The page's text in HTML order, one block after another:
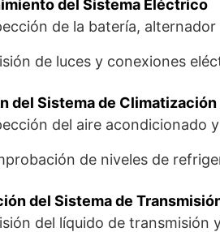
del Sistema Eléctrico
de la batería,
de luces y conexiones
del Sistema de Climatización
del aire acondicionado
de niveles de
del Sistema de
del líquido de transmisión